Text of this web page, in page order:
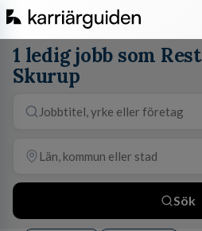
1 ledig jobb som
Skurup
Sök